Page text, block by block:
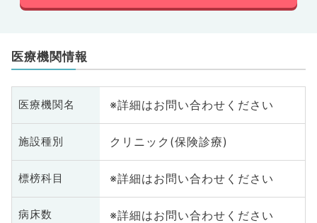
医療機関情報
医療機関名 ※詳細はお問い合わせください
施設種別 クリニック(保険診療)
標榜科目 ※詳細はお問い合わせください
病床数 ※詳細はお問い合わせください